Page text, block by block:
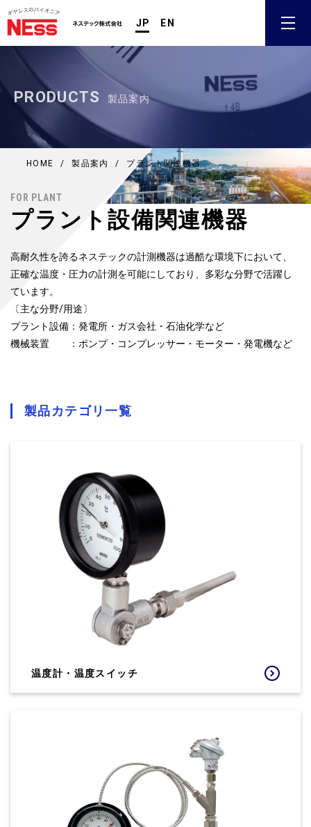
JP EN
PRODUCTS 製品案内
HOME / 製品案内 / プラント関連機器
FOR PLANT
プラント設備関連機器
高耐久性を誇るネステックの計測機器は過酷な環境下において、
正確な温度・圧力の計測を可能にしており、多彩な分野で活躍し
ています。
〔主な分野/用途〕
プラント設備：発電所・ガス会社・石油化学など
機械装置 ：ポンプ・コンプレッサー・モーター・発電機など
製品カテゴリ一覧
温度計・温度スイッチ